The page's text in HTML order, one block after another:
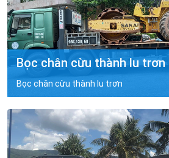
Bọc chân cừu thành lu trơn
Bọc chân cừu thành lu trơn